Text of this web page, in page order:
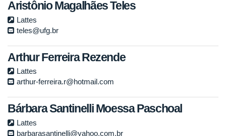
Aristônio Magalhães Teles
Lattes
teles@ufg.br
Arthur Ferreira Rezende
Lattes
arthur-ferreira.r@hotmail.com
Bárbara Santinelli Moessa Paschoal
Lattes
barbarasantinelli@yahoo.com.br